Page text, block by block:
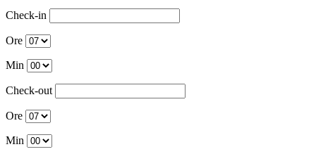
Check-in
Ore
Min
Check-out
Ore
Min